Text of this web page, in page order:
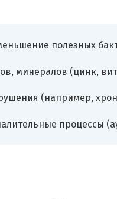
полезных
минералов (цинк,
(например,
процессы